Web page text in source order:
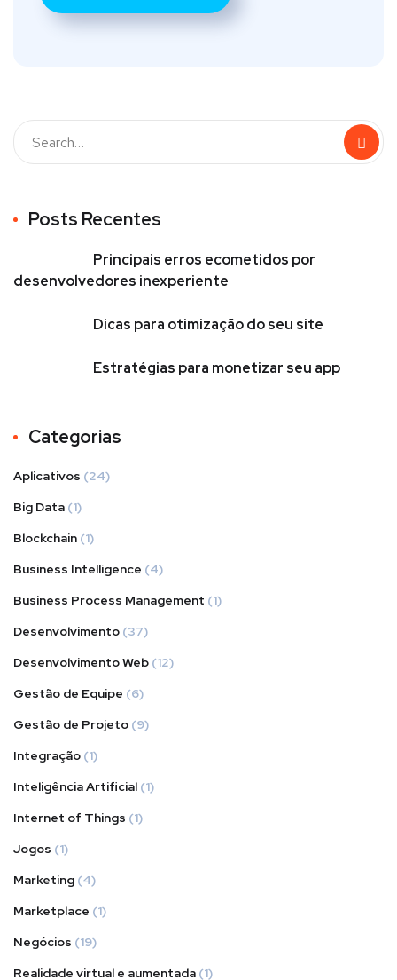
Posts Recentes
Principais erros ecometidos por
desenvolvedores inexperiente
Dicas para otimização do seu site
Estratégias para monetizar seu app
Categorias
Aplicativos (24)
Big Data (1)
Blockchain (1)
Business Intelligence (4)
Business Process Management (1)
Desenvolvimento (37)
Desenvolvimento Web (12)
Gestão de Equipe (6)
Gestão de Projeto (9)
Integração (1)
Inteligência Artificial (1)
Internet of Things (1)
Jogos (1)
Marketing (4)
Marketplace (1)
Negócios (19)
Realidade virtual e aumentada (1)